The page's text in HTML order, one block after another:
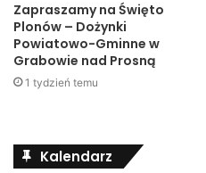
Zapraszamy na Święto
Plonów – Dożynki
Powiatowo-Gminne w
Grabowie nad Prosną
1 tydzień temu
Kalendarz